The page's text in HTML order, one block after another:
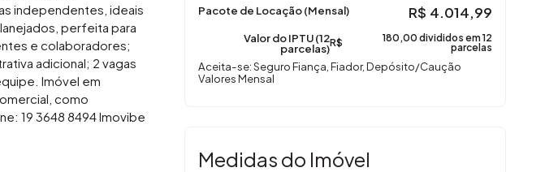
independentes, ideais
perfeita para
e colaboradores;
adicional; 2 vagas
Imóvel em
como
19 3648 8494 Imovibe
Valores Mensal
Aceita-se: Seguro Fiança, Fiador, Depósito/Caução
Valor do IPTU (12
parcelas)R$
180,00 divididos em 12
parcelas
R$ 4.014,99
Pacote de Locação (Mensal)
Medidas do Imóvel